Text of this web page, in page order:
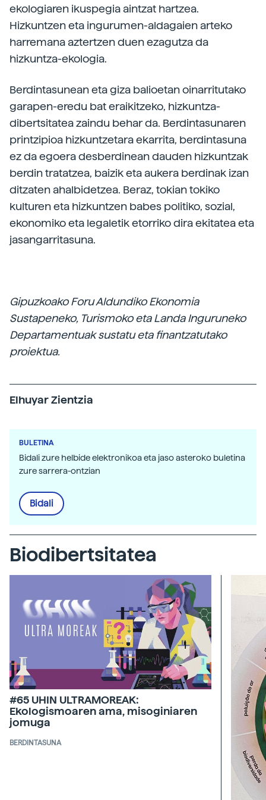
ekologiaren ikuspegia aintzat hartzea.
Hizkuntzen eta ingurumen-aldagaien arteko
harremana aztertzen duen ezagutza da
hizkuntza-ekologia.
Berdintasunean eta giza balioetan oinarritutako
garapen-eredu bat eraikitzeko, hizkuntza-
dibertsitatea zaindu behar da. Berdintasunaren
printzipioa hizkuntzetara ekarrita, berdintasuna
ez da egoera desberdinean dauden hizkuntzak
berdin tratatzea, baizik eta aukera berdinak izan
ditzaten ahalbidetzea. Beraz, tokian tokiko
kulturen eta hizkuntzen babes politiko, sozial,
ekonomiko eta legaletik etorriko dira ekitatea eta
jasangarritasuna.
Gipuzkoako Foru Aldundiko Ekonomia
Sustapeneko, Turismoko eta Landa Inguruneko
Departamentuak sustatu eta finantzatutako
proiektua.
Elhuyar Zientzia
BULETINA
Bidali zure helbide elektronikoa eta jaso asteroko buletina
zure sarrera-ontzian
Bidali
Biodibertsitatea
#65 UHIN ULTRAMOREAK:
Ekologismoaren ama, misoginiaren
jomuga
BERDINTASUNA